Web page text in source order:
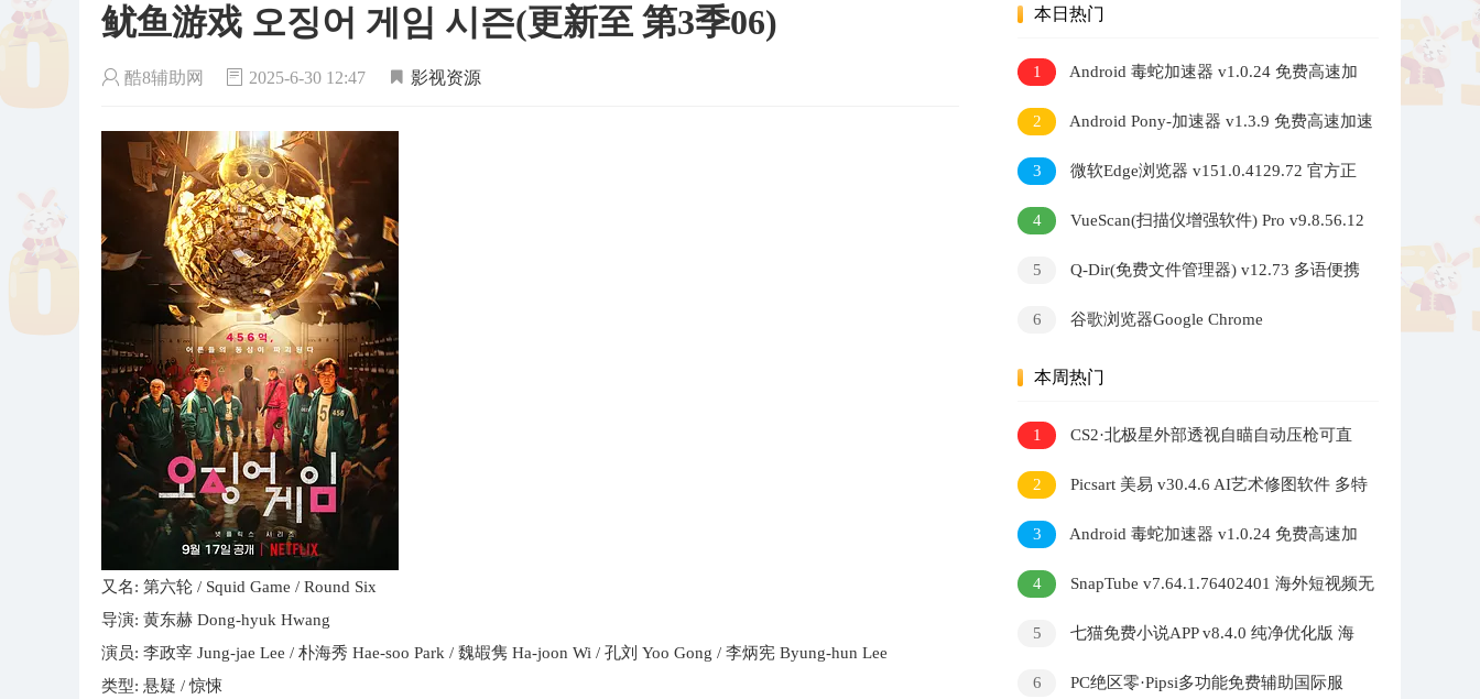
鱿鱼游戏 오징어 게임 시즌(更新至 第3季06)
酷8辅助网 2025-6-30 12:47 影视资源
又名: 第六轮 / Squid Game / Round Six
导演: 黄东赫 Dong-hyuk Hwang
演员: 李政宰 Jung-jae Lee / 朴海秀 Hae-soo Park / 魏嘏隽 Ha-joon Wi / 孔刘 Yoo Gong / 李炳宪 Byung-hun Lee
类型: 悬疑 / 惊悚
本日热门
1
Android 毒蛇加速器 v1.0.24 免费高速加
速器
2
Android Pony-加速器 v1.3.9 免费高速加速
器
3
微软Edge浏览器 v151.0.4129.72 官方正
式版
4
VueScan(扫描仪增强软件) Pro v9.8.56.12
5
Q-Dir(免费文件管理器) v12.73 多语便携
6
谷歌浏览器Google Chrome
本周热门
1
CS2·北极星外部透视自瞄自动压枪可直
播 v2.7.3
2
Picsart 美易 v30.4.6 AI艺术修图软件 多特
效照片编辑工具
3
Android 毒蛇加速器 v1.0.24 免费高速加
速器
4
SnapTube v7.64.1.76402401 海外短视频无
5
七猫免费小说APP v8.4.0 纯净优化版 海
6
PC绝区零·Pipsi多功能免费辅助国际服